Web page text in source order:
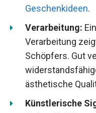
Geschenkideen.
Verarbeitung:
Verarbeitung
Schöpfers. Gut
ästhetische
Künstlerische